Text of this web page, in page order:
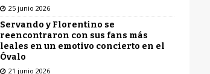
25 junio 2026
Servando y Florentino se
reencontraron con sus fans más
leales en un emotivo concierto en el
Óvalo
21 junio 2026